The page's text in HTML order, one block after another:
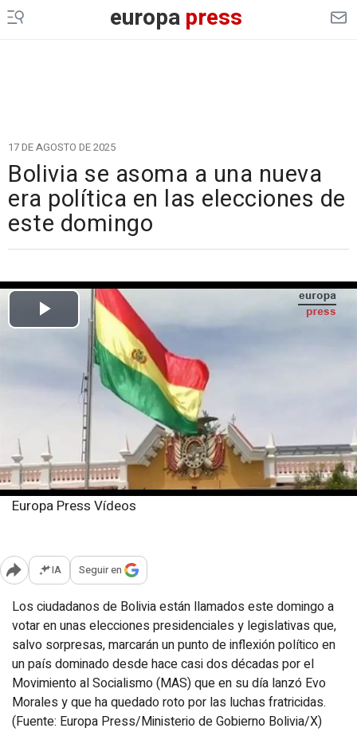
europapress
17 DE AGOSTO DE 2025
Bolivia se asoma a una nueva
era política en las elecciones de
este domingo
Europa Press Vídeos
Abrir opciones para compartir
IA Seguir en
Los ciudadanos de Bolivia están llamados este domingo a
votar en unas elecciones presidenciales y legislativas que,
salvo sorpresas, marcarán un punto de inflexión político en
un país dominado desde hace casi dos décadas por el
Movimiento al Socialismo (MAS) que en su día lanzó Evo
Morales y que ha quedado roto por las luchas fratricidas.
(Fuente: Europa Press/Ministerio de Gobierno Bolivia/X)